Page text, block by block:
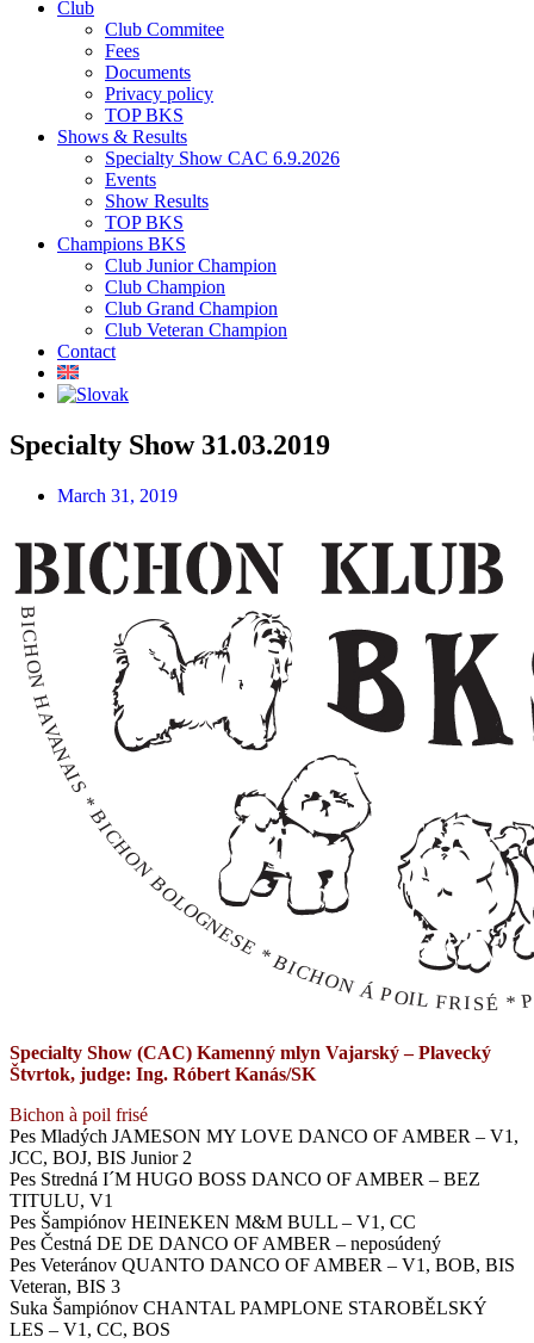
Club
Club Commitee
Fees
Documents
Privacy policy
TOP BKS
Shows & Results
Specialty Show CAC 6.9.2026
Events
Show Results
TOP BKS
Champions BKS
Club Junior Champion
Club Champion
Club Grand Champion
Club Veteran Champion
Contact
Specialty Show 31.03.2019
March 31, 2019
B
I
C
H
O
N
H
A
V
A
N
A
I
S
*
B
I
C
H
O
N
B
O
L
OGNESE *BICHONÁ POIL FRI SÉ * P
Specialty Show (CAC) Kamenný mlyn Vajarský – Plavecký
Štvrtok, judge: Ing. Róbert Kanás/SK
Bichon à poil frisé
Pes Mladých JAMESON MY LOVE DANCO OF AMBER – V1,
JCC, BOJ, BIS Junior 2
Pes Stredná I´M HUGO BOSS DANCO OF AMBER – BEZ
TITULU, V1
Pes Šampiónov HEINEKEN M&M BULL – V1, CC
Pes Čestná DE DE DANCO OF AMBER – neposúdený
Pes Veteránov QUANTO DANCO OF AMBER – V1, BOB, BIS
Veteran, BIS 3
Suka Šampiónov CHANTAL PAMPLONE STAROBĚLSKÝ
LES – V1, CC, BOS